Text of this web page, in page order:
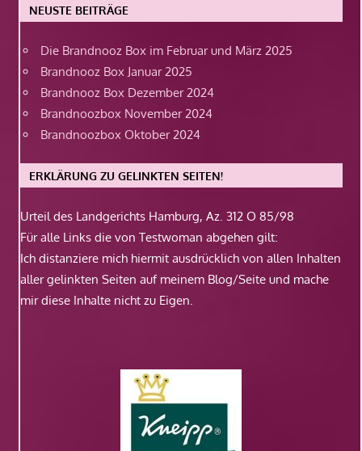
NEUSTE BEITRÄGE
Die Brandnooz Box im Februar und März 2025
Brandnooz Box Januar 2025
Brandnooz Box Dezember 2024
Brandnoozbox November 2024
Brandnoozbox Oktober 2024
ERKLÄRUNG ZU GELINKTEN SEITEN!
Urteil des Landgerichts Hamburg, Az. 312 O 85/98
Für alle Links die von Testwoman abgehen gilt:
Ich distanziere mich hiermit ausdrücklich von allen Inhalten
aller gelinkten Seiten auf meinem Blog/Seite und mache
mir diese Inhalte nicht zu Eigen.